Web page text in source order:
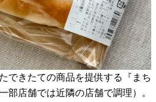
できたての商品を提供する『まち
店舗では近隣の店舗で調理）。